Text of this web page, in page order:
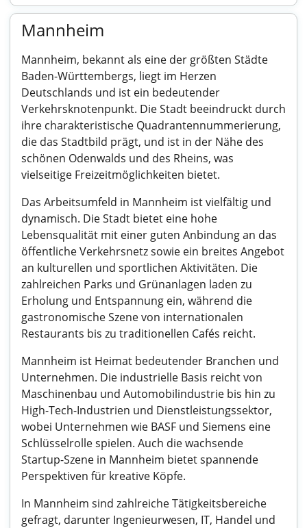
Mannheim
Mannheim, bekannt als eine der größten Städte
Baden-Württembergs, liegt im Herzen
Deutschlands und ist ein bedeutender
Verkehrsknotenpunkt. Die Stadt beeindruckt durch
ihre charakteristische Quadrantennummerierung,
die das Stadtbild prägt, und ist in der Nähe des
schönen Odenwalds und des Rheins, was
vielseitige Freizeitmöglichkeiten bietet.
Das Arbeitsumfeld in Mannheim ist vielfältig und
dynamisch. Die Stadt bietet eine hohe
Lebensqualität mit einer guten Anbindung an das
öffentliche Verkehrsnetz sowie ein breites Angebot
an kulturellen und sportlichen Aktivitäten. Die
zahlreichen Parks und Grünanlagen laden zu
Erholung und Entspannung ein, während die
gastronomische Szene von internationalen
Restaurants bis zu traditionellen Cafés reicht.
Mannheim ist Heimat bedeutender Branchen und
Unternehmen. Die industrielle Basis reicht von
Maschinenbau und Automobilindustrie bis hin zu
High-Tech-Industrien und Dienstleistungssektor,
wobei Unternehmen wie BASF und Siemens eine
Schlüsselrolle spielen. Auch die wachsende
Startup-Szene in Mannheim bietet spannende
Perspektiven für kreative Köpfe.
In Mannheim sind zahlreiche Tätigkeitsbereiche
gefragt, darunter Ingenieurwesen, IT, Handel und